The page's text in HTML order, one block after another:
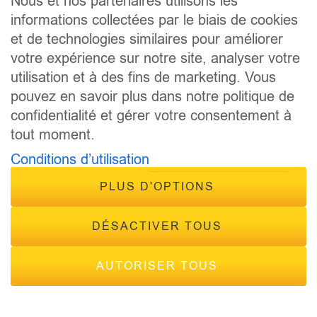
CONTACT
FRÉQUENCES
© 2026 - Tous droits réservés Inside Radio, site réalisé par
Inside Communication
- Politique de confidentialité
informations collectées par le biais de cookies
et de technologies similaires pour améliorer
votre expérience sur notre site, analyser votre
utilisation et à des fins de marketing. Vous
pouvez en savoir plus dans notre politique de
confidentialité et gérer votre consentement à
tout moment.
Conditions d’utilisation
PLUS D'OPTIONS
DÉSACTIVER TOUS
AUTORISER TOUS